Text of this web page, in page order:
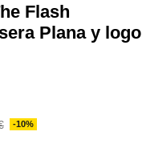
Flash
Plana y logo
-10%